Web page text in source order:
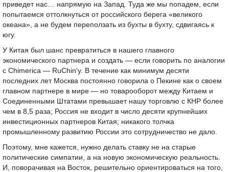
приведет нас… напрямую на Запад. Туда же мы попадем, если
попытаемся оттолкнуться от российского берега «великого
океана», а не будем переползать из бухты в бухту, сдвигаясь к
югу.
У Китая был шанс превратиться в нашего главного
экономического партнера и создать — если говорить по аналогии
с Chimerica — RuСhin'у. В течение как минимум десяти
последних лет Москва постоянно говорила о Пекине как о своем
главном партнере в мире — но товарооборот между Китаем и
Соединенными Штатами превышает нашу торговлю с КНР более
чем в 8,5 раза; Россия не входит в число десяти крупнейших
инвестиционных партнеров Китая; никакого толчка
промышленному развитию России это сотрудничество не дало.
Поэтому, мне кажется, нужно делать ставку не на старые
политические симпатии, а на новую экономическую реальность.
И, поворачивая на Восток, решительно ориентироваться на того,